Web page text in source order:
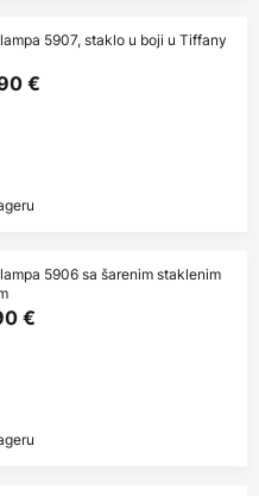
5907, staklo u boji u Tiffany
€
5906 sa šarenim staklenim
€